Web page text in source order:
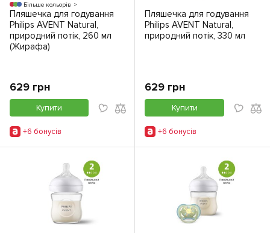
Більше кольорів
Пляшечка для годування
Philips AVENT Natural,
природний потік, 260 мл
(Жирафа)
629 грн
Купити
+6 бонусiв
Пляшечка для годування
Philips AVENT Natural,
природний потік, 330 мл
629 грн
Купити
+6 бонусiв